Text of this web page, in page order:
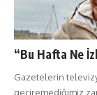
“Bu Hafta Ne
Gazetelerin
geçiremediğimiz